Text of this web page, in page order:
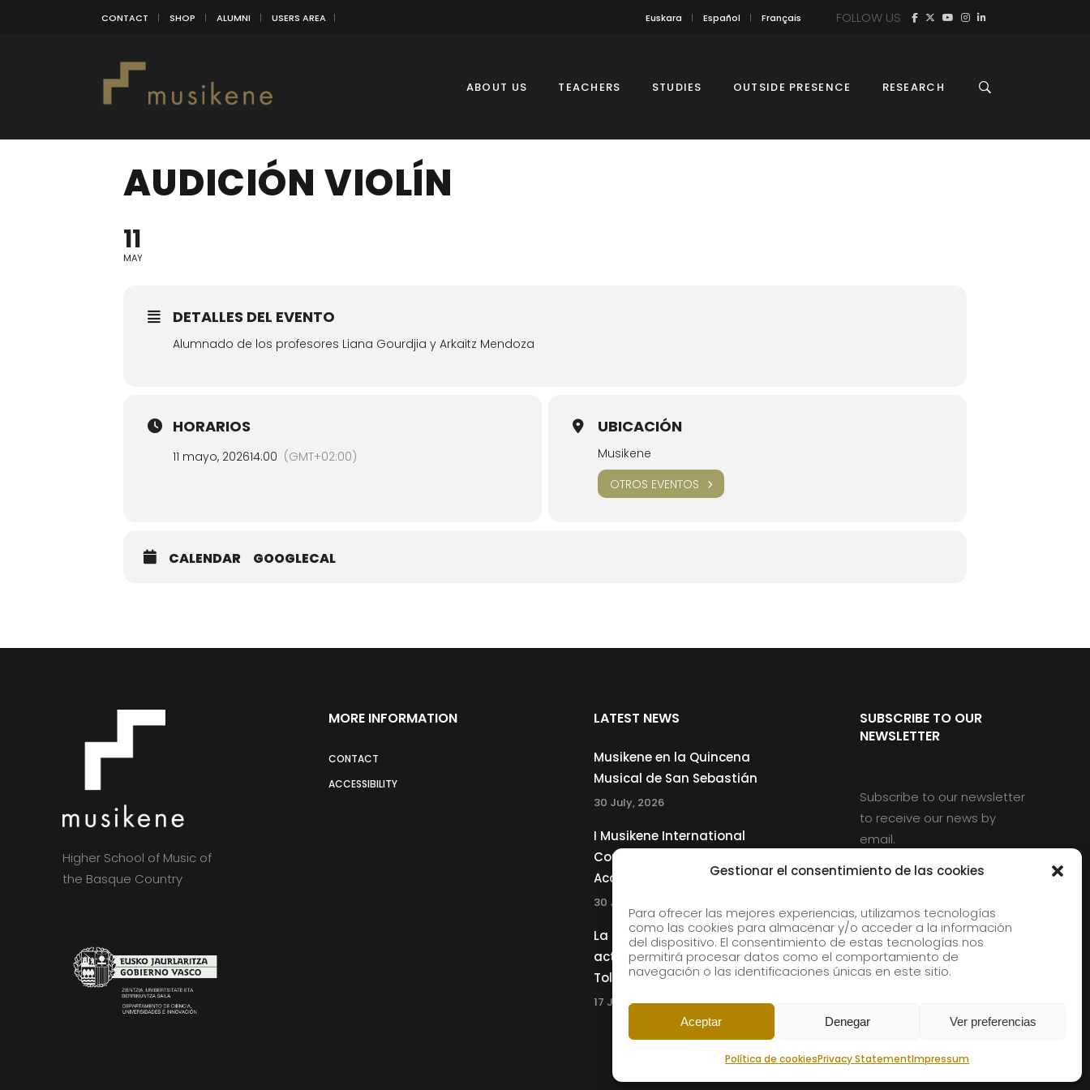
Gestionar el consentimiento de las cookies
Para ofrecer las mejores experiencias, utilizamos tecnologías
como las cookies para almacenar y/o acceder a la información
del dispositivo. El consentimiento de estas tecnologías nos
permitirá procesar datos como el comportamiento de
navegación o las identificaciones únicas en este sitio.
Aceptar Denegar Ver preferencias
Política de cookiesPrivacy StatementImpressum
CONTACT SHOP ALUMNI USERS AREA Euskara Español Français FOLLOW US
ABOUT US TEACHERS STUDIES OUTSIDE PRESENCE RESEARCH
AUDICIÓN VIOLÍN
11
MAY
DETALLES DEL EVENTO
Alumnado de los profesores Liana Gourdjia y Arkaitz Mendoza
HORARIOS
11 mayo, 202614:00 (GMT+02:00)
UBICACIÓN
Musikene
OTROS EVENTOS
CALENDAR GOOGLECAL
Higher School of Music of
the Basque Country
MORE INFORMATION
CONTACT
ACCESSIBILITY
LATEST NEWS
Musikene en la Quincena
Musical de San Sebastián
30 July, 2026
I Musikene International
Competition for Young
Accordionists
30 July, 2026
La Musikene Big Band
actuará junto a Charles
Tolliver en el 61 Jazzaldia
17 July, 2026
SUBSCRIBE TO OUR
NEWSLETTER
Subscribe to our newsletter
to receive our news by
email.